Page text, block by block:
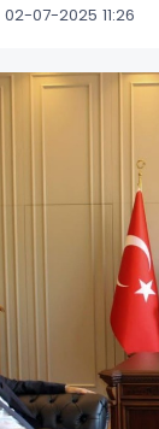
02-07-2025 11:26